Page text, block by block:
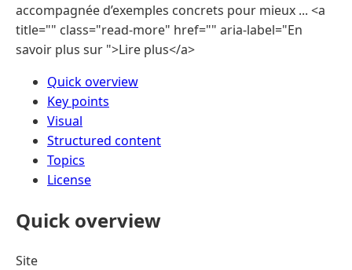
accompagnée d’exemples concrets pour mieux ... <a
title="" class="read-more" href="" aria-label="En
savoir plus sur ">Lire plus</a>
Quick overview
Key points
Visual
Structured content
Topics
License
Quick overview
Site